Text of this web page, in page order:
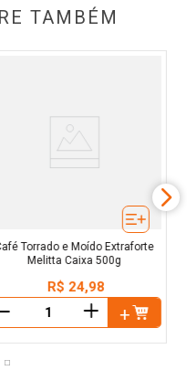
TAMBÉM
Torrado e Moído Extraforte
Melitta Caixa 500g
R$ 24,98
＋